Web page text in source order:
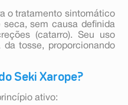
o tratamento sintomático
sem causa definida
(catarro). Seu uso
tosse, proporcionando
Seki Xarope?
ativo: